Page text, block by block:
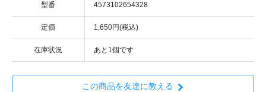
型番 4573102654328
定価 1,650円(税込)
在庫状況 あと1個です
この商品を友達に教える